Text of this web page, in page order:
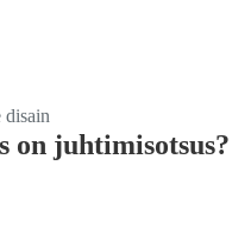
disain
on juhtimisotsus?